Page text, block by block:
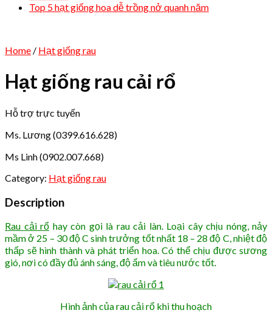
Top 5 hạt giống hoa dễ trồng nở quanh năm
Home / Hạt giống rau
Hạt giống rau cải rổ
Hỗ trợ trực tuyến
Ms. Lương (0399.616.628)
Ms Linh (0902.007.668)
Category: Hạt giống rau
Description
Rau cải rổ hay còn gọi là rau cải làn. Loại cây chịu nóng, nảy
mầm ở 25 – 30 độ C sinh trưởng tốt nhất 18 – 28 độ C, nhiệt độ
thấp sẽ hình thành và phát triển hoa. Có thể chịu được sương
gió, nơi có đầy đủ ánh sáng, độ ẩm và tiêu nước tốt.
Hình ảnh của rau cải rổ khi thu hoạch